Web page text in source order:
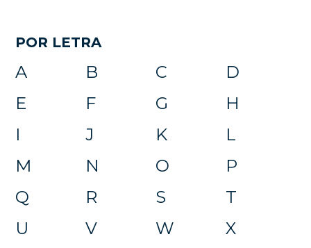
POR LETRA
A B C
D
E
F G
H
I
J K
L
M
N O
P
Q
R S
T
U
V W
X